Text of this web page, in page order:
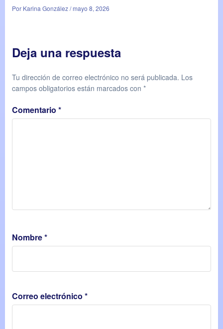
Por Karina González / mayo 8, 2026
Deja una respuesta
Tu dirección de correo electrónico no será publicada. Los
campos obligatorios están marcados con *
Comentario *
Nombre*
Correo electrónico *